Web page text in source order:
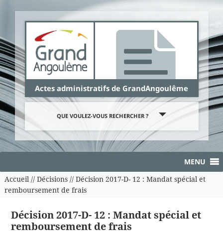
Actes administratifs de GrandAngoulême
QUE VOULEZ-VOUS RECHERCHER ?
MENU
Accueil// Décisions// Décision 2017-D- 12 : Mandat spécial et
remboursement de frais
Décision 2017-D- 12 : Mandat spécial et
remboursement de frais
Panneau de gestion des cookies